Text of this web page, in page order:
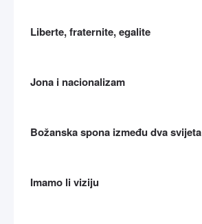
Liberte, fraternite, egalite
Jona i nacionalizam
Božanska spona između dva svijeta
Imamo li viziju